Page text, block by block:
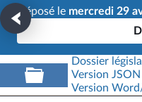
Déposé le mercredi 29
Dossier
Version JSON
Version